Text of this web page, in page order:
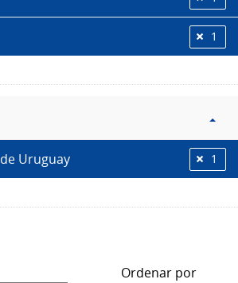
1
Uruguay 1
Ordenar por